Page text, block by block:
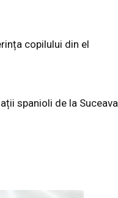
copilului din el
spanioli de la Suceava